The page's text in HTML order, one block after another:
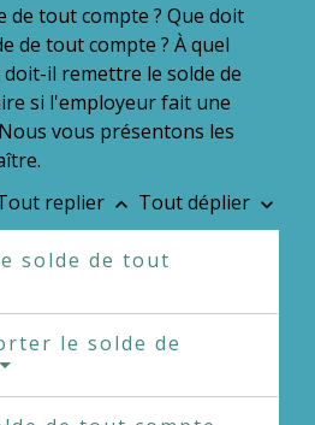
de tout compte ? Que doit
de tout compte ? À quel
il remettre le solde de
si l'employeur fait une
vous présentons les
replier keyboard_arrow_up Tout déplier keyboard_arrow_down
solde de tout
le solde de